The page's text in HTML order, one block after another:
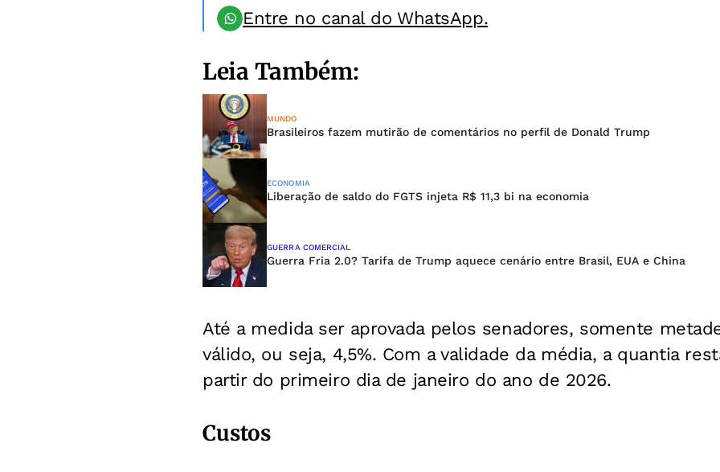
Entre no canal do WhatsApp.
Leia Também:
MUNDO
Brasileiros fazem mutirão de comentários no perfil de Donald Trump
ECONOMIA
Liberação de saldo do FGTS injeta R$ 11,3 bi na economia
GUERRA COMERCIAL
Guerra Fria 2.0? Tarifa de Trump aquece cenário entre Brasil, EUA e China
Até a medida ser aprovada pelos senadores, somente
válido, ou seja, 4,5%. Com a validade da média, a quantia
partir do primeiro dia de janeiro do ano de 2026.
Custos